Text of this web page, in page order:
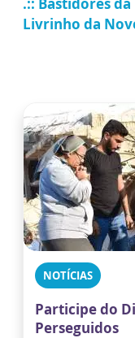
Livrinho da
NOTÍCIAS
Participe do
Perseguidos